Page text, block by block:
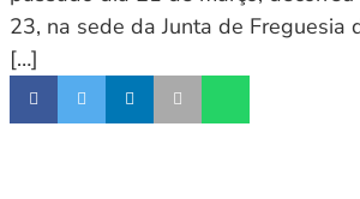
23, na sede da Junta de Freguesia
[…]